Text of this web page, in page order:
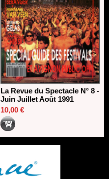
La Revue du Spectacle N° 8 -
Juin Juillet Août 1991
10,00 €